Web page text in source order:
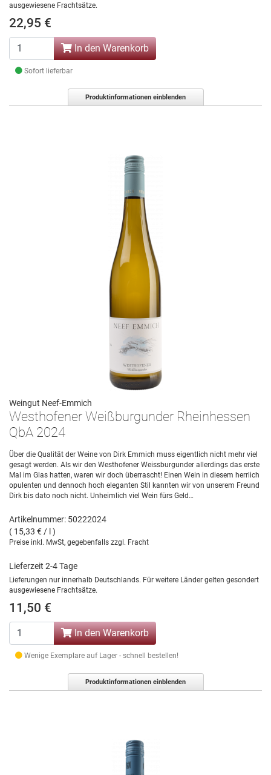
ausgewiesene Frachtsätze.
22,95 €
In den Warenkorb
Sofort lieferbar
Produktinformationen einblenden
Weingut Neef-Emmich
Westhofener Weißburgunder Rheinhessen
QbA 2024
Über die Qualität der Weine von Dirk Emmich muss eigentlich nicht mehr viel
gesagt werden. Als wir den Westhofener Weissburgunder allerdings das erste
Mal im Glas hatten, waren wir doch überrascht! Einen Wein in diesem herrlich
opulenten und dennoch hoch eleganten Stil kannten wir von unserem Freund
Dirk bis dato noch nicht. Unheimlich viel Wein fürs Geld…
Artikelnummer: 50222024
( 15,33 € / l )
Preise inkl. MwSt, gegebenfalls zzgl. Fracht
Lieferzeit 2-4 Tage
Lieferungen nur innerhalb Deutschlands. Für weitere Länder gelten gesondert
ausgewiesene Frachtsätze.
11,50 €
In den Warenkorb
Wenige Exemplare auf Lager - schnell bestellen!
Produktinformationen einblenden